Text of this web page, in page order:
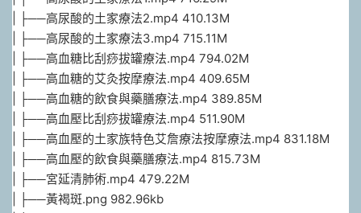
| ├──高尿酸的土家療法2.mp4 410.13M
| ├──高尿酸的土家療法3.mp4 715.11M
| ├──高血糖比刮痧拔罐療法.mp4 794.02M
| ├──高血糖的艾灸按摩療法.mp4 409.65M
| ├──高血糖的飲食與藥膳療法.mp4 389.85M
| ├──高血壓比刮痧拔罐療法.mp4 511.90M
| ├──高血壓的土家族特色艾詹療法按摩療法.mp4 831.18M
| ├──高血壓的飲食與藥膳療法.mp4 815.73M
| ├──宮延清肺術.mp4 479.22M
| ├──黃褐斑.png 982.96kb